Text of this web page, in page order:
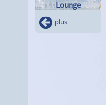
Lounge
plus